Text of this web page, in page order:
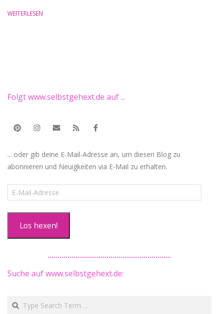
WEITERLESEN
Folgt www.selbstgehext.de auf ...
... oder gib deine E-Mail-Adresse an, um diesen Blog zu
abonnieren und Neuigkeiten via E-Mail zu erhalten.
E-
Mail-
Los hexen!
Suche auf www.selbstgehext.de:
Search